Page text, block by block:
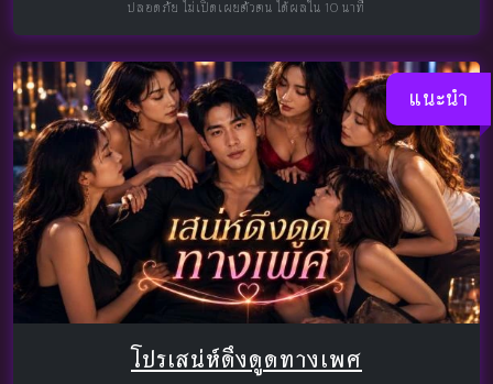
ปลอดภัย ไม่เปิดเผยตัวตน ได้ผลใน 10 นาที
แนะนำ
โปรเสน่ห์ดึงดูดทางเพศ